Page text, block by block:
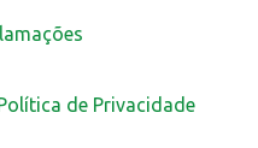
de Privacidade